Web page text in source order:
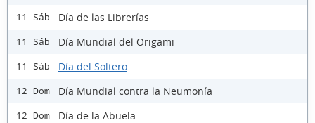
11 Sáb Día de las Librerías
11 Sáb Día Mundial del Origami
11 Sáb Día del Soltero
12 Dom Día Mundial contra la Neumonía
12 Dom Día de la Abuela